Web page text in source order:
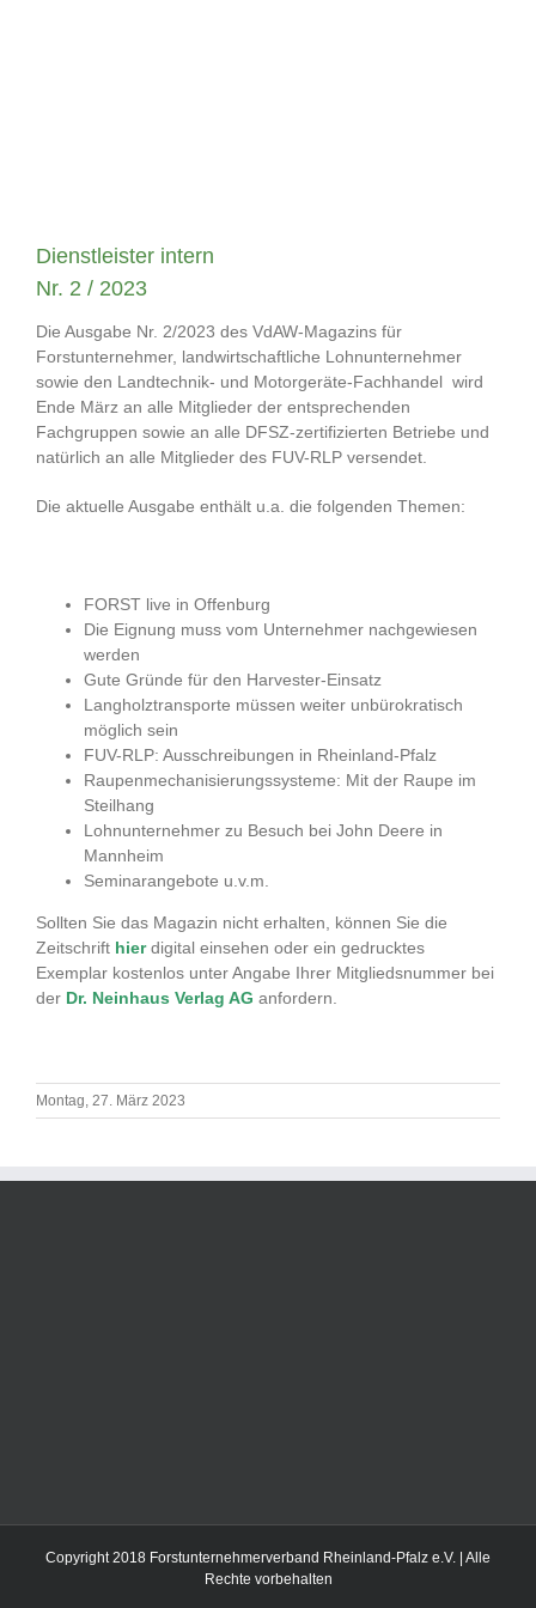
Dienstleister intern
Nr. 2 / 2023
Die Ausgabe Nr. 2/2023 des VdAW-Magazins für
Forstunternehmer, landwirtschaftliche Lohnunternehmer
sowie den Landtechnik- und Motorgeräte-Fachhandel wird
Ende März an alle Mitglieder der entsprechenden
Fachgruppen sowie an alle DFSZ-zertifizierten Betriebe und
natürlich an alle Mitglieder des FUV-RLP versendet.
Die aktuelle Ausgabe enthält u.a. die folgenden Themen:
FORST live in Offenburg
Die Eignung muss vom Unternehmer nachgewiesen
werden
Gute Gründe für den Harvester-Einsatz
Langholztransporte müssen weiter unbürokratisch
möglich sein
FUV-RLP: Ausschreibungen in Rheinland-Pfalz
Raupenmechanisierungssysteme: Mit der Raupe im
Steilhang
Lohnunternehmer zu Besuch bei John Deere in
Mannheim
Seminarangebote u.v.m.
Sollten Sie das Magazin nicht erhalten, können Sie die
Zeitschrift hierdigital einsehen oder ein gedrucktes
Exemplar kostenlos unter Angabe Ihrer Mitgliedsnummer bei
der Dr. Neinhaus Verlag AG anfordern.
Montag, 27. März 2023
Copyright 2018 Forstunternehmerverband Rheinland-Pfalz e.V. | Alle
Rechte vorbehalten